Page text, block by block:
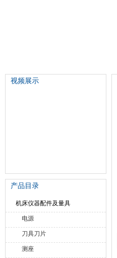
视频展示
产品目录
机床仪器配件及量具
电源
刀具刀片
测座